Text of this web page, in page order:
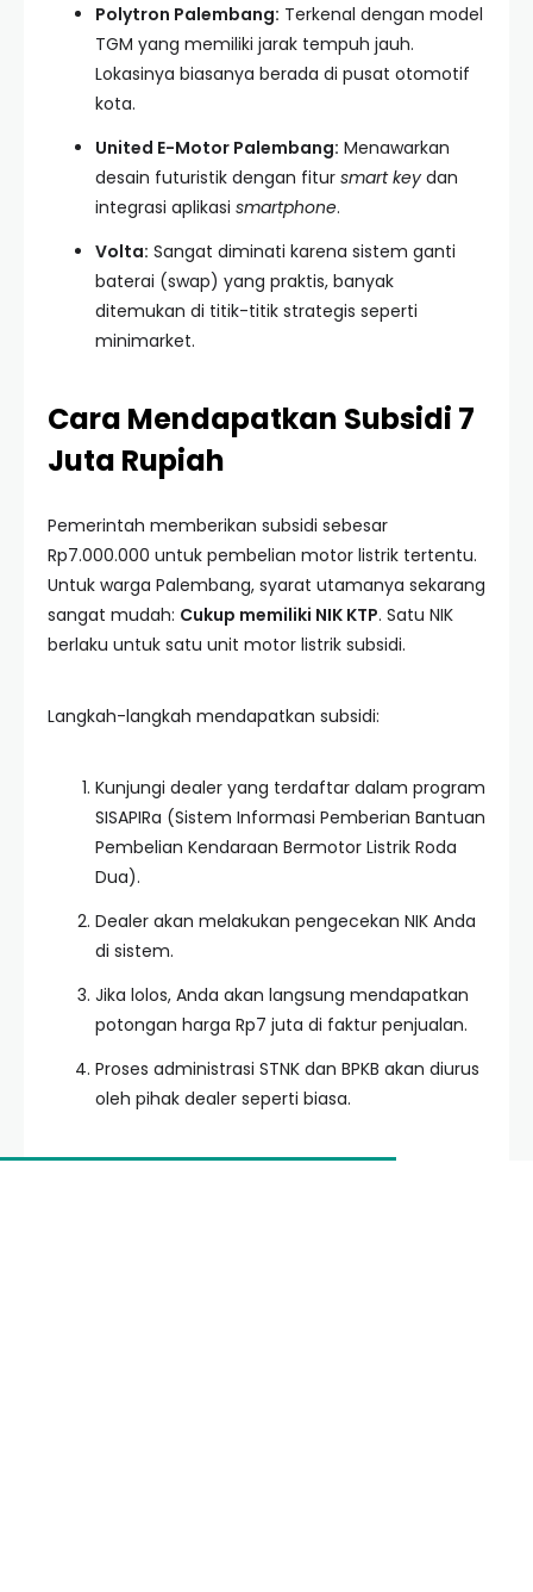
Polytron Palembang: Terkenal dengan model
TGM yang memiliki jarak tempuh jauh.
Lokasinya biasanya berada di pusat otomotif
kota.
United E-Motor Palembang: Menawarkan
desain futuristik dengan fitur smart key dan
integrasi aplikasi smartphone.
Volta: Sangat diminati karena sistem ganti
baterai (swap) yang praktis, banyak
ditemukan di titik-titik strategis seperti
minimarket.
Cara Mendapatkan Subsidi 7
Juta Rupiah
Pemerintah memberikan subsidi sebesar
Rp7.000.000 untuk pembelian motor listrik tertentu.
Untuk warga Palembang, syarat utamanya sekarang
sangat mudah: Cukup memiliki NIK KTP. Satu NIK
berlaku untuk satu unit motor listrik subsidi.
Langkah-langkah mendapatkan subsidi:
Kunjungi dealer yang terdaftar dalam program
SISAPIRa (Sistem Informasi Pemberian Bantuan
Pembelian Kendaraan Bermotor Listrik Roda
Dua).
Dealer akan melakukan pengecekan NIK Anda
di sistem.
Jika lolos, Anda akan langsung mendapatkan
potongan harga Rp7 juta di faktur penjualan.
Proses administrasi STNK dan BPKB akan diurus
oleh pihak dealer seperti biasa.